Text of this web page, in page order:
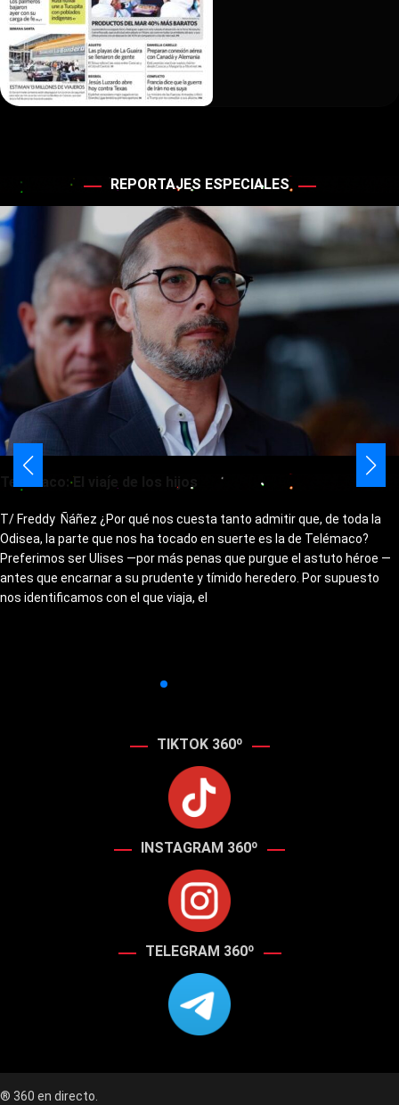
REPORTAJES ESPECIALES
Telémaco: El viaje de los hijos
T/ Freddy Ñáñez ¿Por qué nos cuesta tanto admitir que, de toda la
Odisea, la parte que nos ha tocado en suerte es la de Telémaco?
Preferimos ser Ulises —por más penas que purgue el astuto héroe —
antes que encarnar a su prudente y tímido heredero. Por supuesto
nos identificamos con el que viaja, el
TIKTOK 360º
INSTAGRAM 360º
TELEGRAM 360º
® 360 en directo.